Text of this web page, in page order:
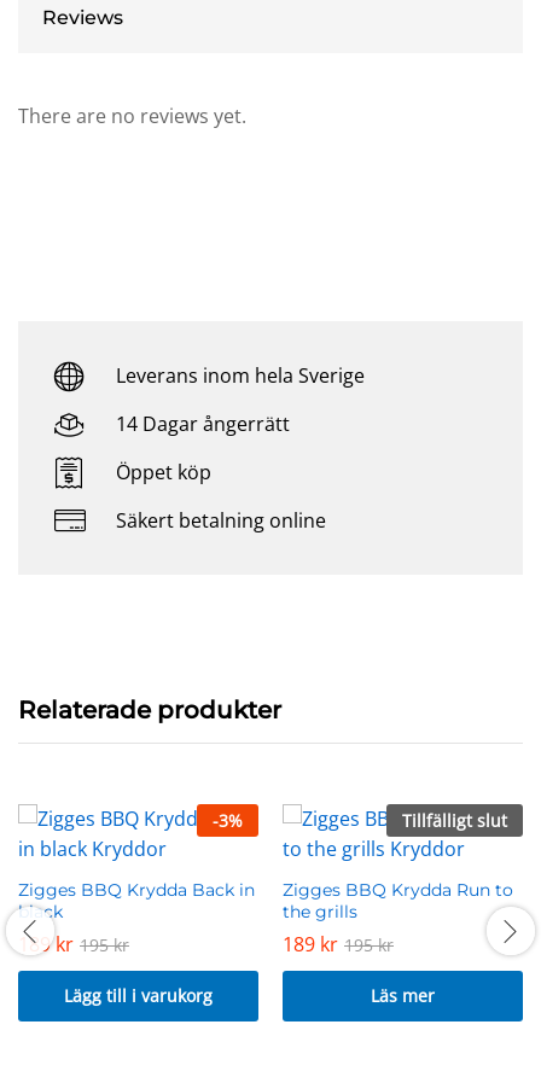
Reviews
There are no reviews yet.
Leverans inom hela Sverige
14 Dagar ångerrätt
Öppet köp
Säkert betalning online
Relaterade produkter
-3%
Zigges BBQ Krydda Back in
black
189kr 195kr
Lägg till i varukorg
Tillfälligt slut
Zigges BBQ Krydda Run to
the grills
189 kr 195kr
Läs mer